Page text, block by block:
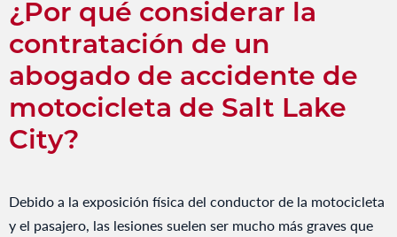
¿Por qué considerar la
contratación de un
abogado de accidente de
motocicleta de Salt Lake
City?
Debido a la exposición física del conductor de la motocicleta
y el pasajero, las lesiones suelen ser mucho más graves que